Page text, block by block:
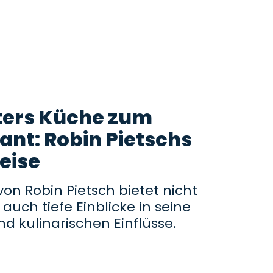
Küche zum
Robin Pietschs
Robin Pietsch bietet nicht
tiefe Einblicke in seine
kulinarischen Einflüsse.